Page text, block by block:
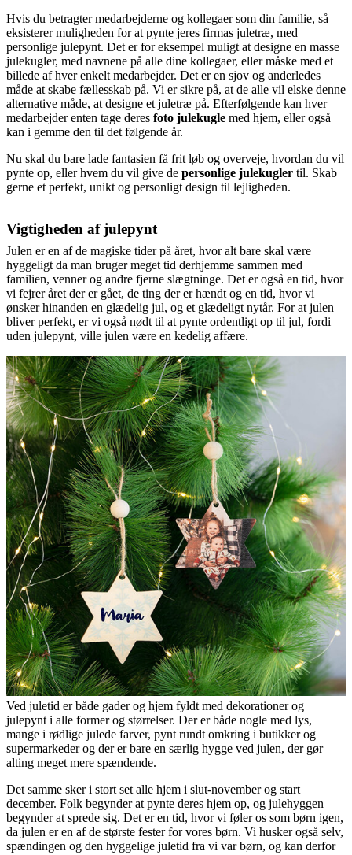
Hvis du betragter medarbejderne og kollegaer som din familie, så
eksisterer muligheden for at pynte jeres firmas juletræ, med
personlige julepynt. Det er for eksempel muligt at designe en masse
julekugler, med navnene på alle dine kollegaer, eller måske med et
billede af hver enkelt medarbejder. Det er en sjov og anderledes
måde at skabe fællesskab på. Vi er sikre på, at de alle vil elske denne
alternative måde, at designe et juletræ på. Efterfølgende kan hver
medarbejder enten tage deres foto julekugle med hjem, eller også
kan i gemme den til det følgende år.
Nu skal du bare lade fantasien få frit løb og overveje, hvordan du vil
pynte op, eller hvem du vil give de personlige julekugler til. Skab
gerne et perfekt, unikt og personligt design til lejligheden.
Vigtigheden af julepynt
Julen er en af de magiske tider på året, hvor alt bare skal være
hyggeligt da man bruger meget tid derhjemme sammen med
familien, venner og andre fjerne slægtninge. Det er også en tid, hvor
vi fejrer året der er gået, de ting der er hændt og en tid, hvor vi
ønsker hinanden en glædelig jul, og et glædeligt nytår. For at julen
bliver perfekt, er vi også nødt til at pynte ordentligt op til jul, fordi
uden julepynt, ville julen være en kedelig affære.
Ved juletid er både gader og hjem fyldt med dekorationer og
julepynt i alle former og størrelser. Der er både nogle med lys,
mange i rødlige julede farver, pynt rundt omkring i butikker og
supermarkeder og der er bare en særlig hygge ved julen, der gør
alting meget mere spændende.
Det samme sker i stort set alle hjem i slut-november og start
december. Folk begynder at pynte deres hjem op, og julehyggen
begynder at sprede sig. Det er en tid, hvor vi føler os som børn igen,
da julen er en af de største fester for vores børn. Vi husker også selv,
spændingen og den hyggelige juletid fra vi var børn, og kan derfor